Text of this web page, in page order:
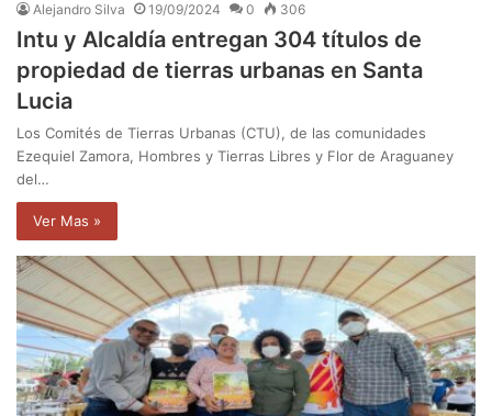
Alejandro Silva 19/09/2024 0 306
Intu y Alcaldía entregan 304 títulos de
propiedad de tierras urbanas en Santa
Lucia
Los Comités de Tierras Urbanas (CTU), de las comunidades
Ezequiel Zamora, Hombres y Tierras Libres y Flor de Araguaney
del…
Ver Mas »